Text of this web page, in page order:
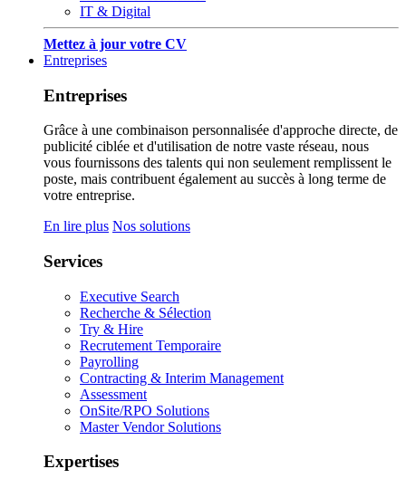
IT & Digital
Mettez à jour votre CV
Entreprises
Entreprises
Grâce à une combinaison personnalisée d'approche directe, de
publicité ciblée et d'utilisation de notre vaste réseau, nous
vous fournissons des talents qui non seulement remplissent le
poste, mais contribuent également au succès à long terme de
votre entreprise.
En lire plus Nos solutions
Services
Executive Search
Recherche & Sélection
Try & Hire
Recrutement Temporaire
Payrolling
Contracting & Interim Management
Assessment
OnSite/RPO Solutions
Master Vendor Solutions
Expertises